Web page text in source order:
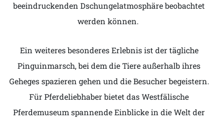
beeindruckenden Dschungelatmosphäre beobachtet
werden können. ​
Ein weiteres besonderes Erlebnis ist der tägliche
Pinguinmarsch, bei dem die Tiere außerhalb ihres
Geheges spazieren gehen und die Besucher begeistern.
Für Pferdeliebhaber bietet das Westfälische
Pferdemuseum spannende Einblicke in die Welt der